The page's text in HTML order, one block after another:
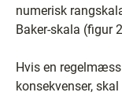
numerisk
Baker-skala (figur
Hvis en
konsekvenser,